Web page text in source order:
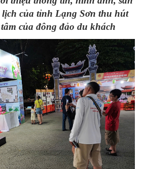
của tỉnh Lạng Sơn thu hút
của đông đảo du khách